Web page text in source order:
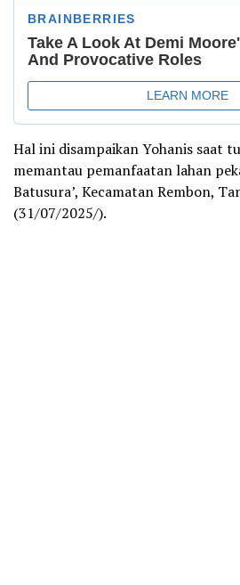
Hal ini disampaikan Yohanis saat
memantau pemanfaatan lahan
Batusura’, Kecamatan Rembon,
(31/07/2025/).